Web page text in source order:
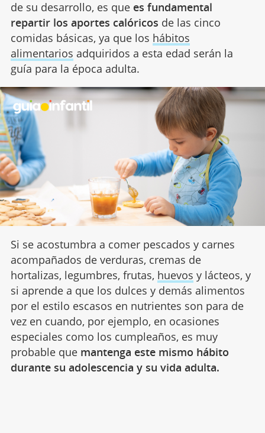
de su desarrollo, es que es fundamental
repartir los aportes calóricos de las cinco
comidas básicas, ya que los hábitos
alimentarios adquiridos a esta edad serán la
guía para la época adulta.
Si se acostumbra a comer pescados y carnes
acompañados de verduras, cremas de
hortalizas, legumbres, frutas, huevos y lácteos, y
si aprende a que los dulces y demás alimentos
por el estilo escasos en nutrientes son para de
vez en cuando, por ejemplo, en ocasiones
especiales como los cumpleaños, es muy
probable que mantenga este mismo hábito
durante su adolescencia y su vida adulta.